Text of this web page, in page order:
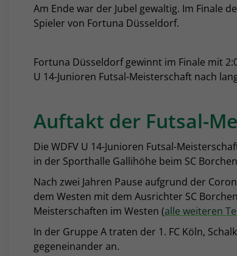
Am Ende war der Jubel gewaltig. Im Finale
Spieler von Fortuna Düsseldorf.
Fortuna Düsseldorf gewinnt im Finale mit
U 14-Junioren Futsal-Meisterschaft nach
Auftakt der Futsal-
Die WDFV U 14-Junioren Futsal-
in der Sporthalle Gallihöhe beim SC
Nach zwei Jahren Pause aufgrund der
dem Westen mit dem Ausrichter SC
Meisterschaften im Westen (alle weiteren
In der Gruppe A traten der 1. FC Köln,
gegeneinander an.